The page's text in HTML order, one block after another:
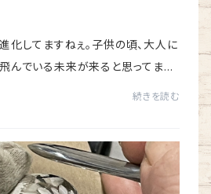
化してますねぇ。子供の頃、大人に
んでいる未来が来ると思ってまし
続きを読む